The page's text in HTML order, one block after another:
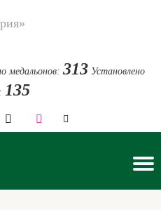
медальонов: 313 Установлено
135
fa-
fa-